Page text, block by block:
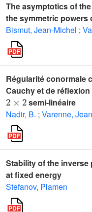
The asymptotics of
the symmetric
Bismut, Jean-Michel ;
Régularité conormale
Cauchy et de
2×2
semi-linéaire
Nadir, B. ; Varenne,
Stability of the
at fixed energy
Stefanov, Plamen